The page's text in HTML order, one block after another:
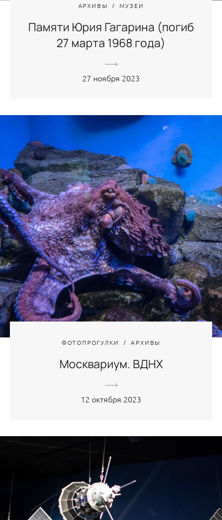
АРХИВЫ МУЗЕИ
Памяти Юрия Гагарина (погиб
27 марта 1968 года)
27 ноября 2023
ФОТОПРОГУЛКИ АРХИВЫ
Москвариум. ВДНХ
12 октября 2023